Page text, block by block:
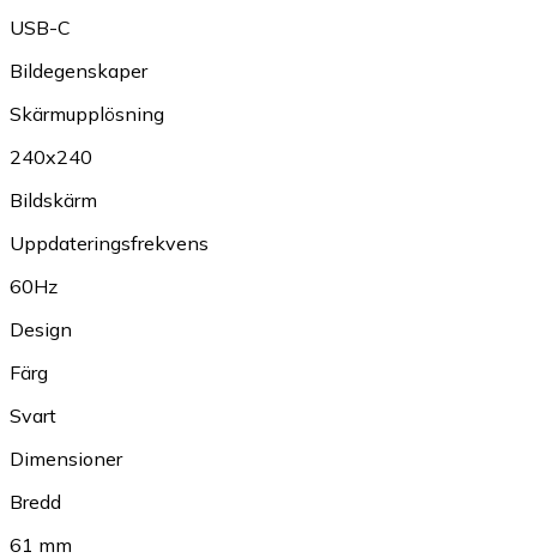
USB-C
Bildegenskaper
Skärmupplösning
240x240
Bildskärm
Uppdateringsfrekvens
60Hz
Design
Färg
Svart
Dimensioner
Bredd
61 mm